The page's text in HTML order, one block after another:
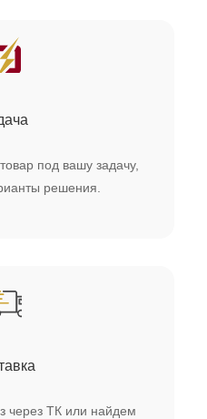
под вашу задачу,
решения.
через ТК или найдем